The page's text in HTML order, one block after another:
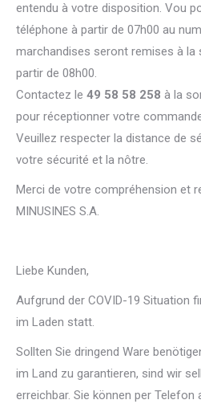
entendu à votre disposition. Vou
téléphone à partir de 07h00 au
marchandises seront remises à
partir de 08h00.
Contactez le 49 58 58 258 à la
pour réceptionner votre
Veuillez respecter la distance de
votre sécurité et la nôtre.
Merci de votre compréhension et
MINUSINES S.A.
Liebe Kunden,
Aufgrund der COVID-19 Situation
im Laden statt.
Sollten Sie dringend Ware
im Land zu garantieren, sind wir
erreichbar. Sie können per Telefon